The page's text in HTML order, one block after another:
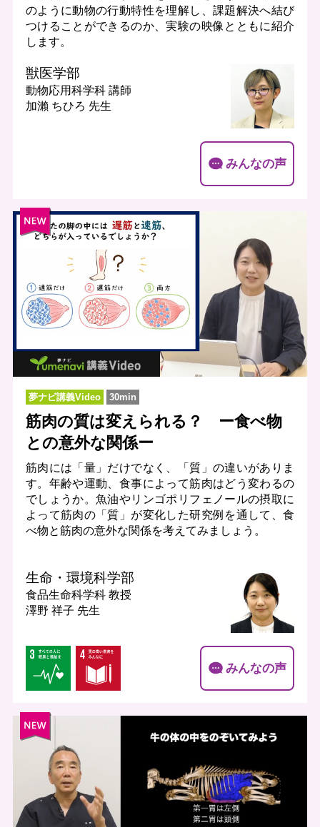
のように動物の行動特性を理解し、課題解決へ結び
つけることができるのか、実験の映像とともに紹介
します。
獣医学部
動物応用科学科 講師
加瀨 ちひろ 先生
みんなの声
夢ナビ講義Video 30min
筋肉の質は変えられる？ ー食べ物
との意外な関係ー
筋肉には「量」だけでなく、「質」の違いがありま
す。年齢や運動、食事によって筋肉はどう変わるの
でしょうか。魚油やリンゴポリフェノールの摂取に
よって筋肉の「質」が変化した研究例を通して、食
べ物と筋肉の意外な関係を考えてみましょう。
生命・環境科学部
食品生命科学科 教授
澤野 祥子 先生
みんなの声